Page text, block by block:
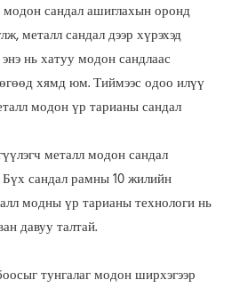
модон сандал ашиглахын оронд
металл сандал дээр хүрэхэд
нь хатуу модон сандлаас
хямд юм. Тиймээс одоо илүү
модон үр тарианы сандал
металл модон сандал
сандал рамны 10 жилийн
модны үр тарианы технологи нь
давуу талтай.
тунгалаг модон ширхэгээр